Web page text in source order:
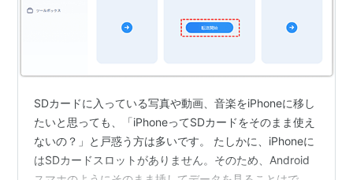
普通自動車以外に免許を取ろうとした場合に優遇処
置を行っている教習所で700円以上の割引があり、利
ている。
10年以上 ゴールド
シルバー
SDカードに入っている写真や動画、音楽をiPhoneに移し
たいと思っても、「iPhoneってSDカードをそのまま使え
ないの？」と戸惑う方は多いです。 たしかに、iPhoneに
はSDカードスロットがありません。そのため、Android